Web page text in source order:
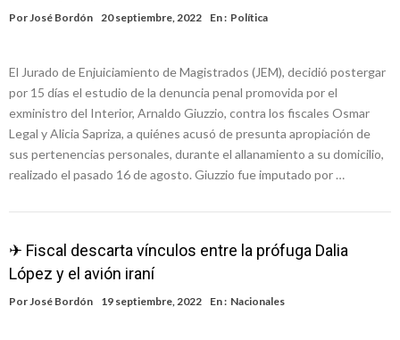
PorJosé Bordón 20 septiembre, 2022 En : Política
El Jurado de Enjuiciamiento de Magistrados (JEM), decidió postergar
por 15 días el estudio de la denuncia penal promovida por el
exministro del Interior, Arnaldo Giuzzio, contra los fiscales Osmar
Legal y Alicia Sapriza, a quiénes acusó de presunta apropiación de
sus pertenencias personales, durante el allanamiento a su domicilio,
realizado el pasado 16 de agosto. Giuzzio fue imputado por …
✈ Fiscal descarta vínculos entre la prófuga Dalia
López y el avión iraní
PorJosé Bordón 19 septiembre, 2022 En : Nacionales